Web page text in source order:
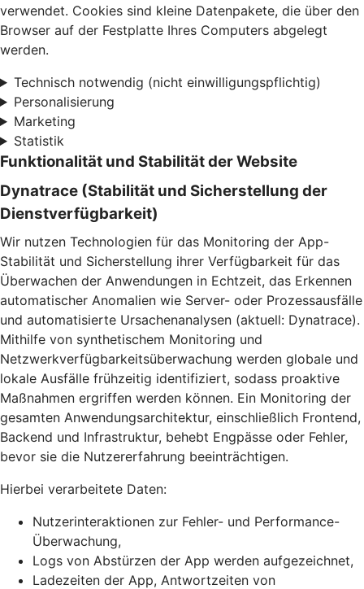
verwendet. Cookies sind kleine Datenpakete, die über den
Browser auf der Festplatte Ihres Computers abgelegt
werden.
Technisch notwendig (nicht einwilligungspflichtig)
Personalisierung
Marketing
Statistik
Funktionalität und Stabilität der Website
Dynatrace (Stabilität und Sicherstellung der
Dienstverfügbarkeit)
Wir nutzen Technologien für das Monitoring der App-
Stabilität und Sicherstellung ihrer Verfügbarkeit für das
Überwachen der Anwendungen in Echtzeit, das Erkennen
automatischer Anomalien wie Server- oder Prozessausfälle
und automatisierte Ursachenanalysen (aktuell: Dynatrace).
Mithilfe von synthetischem Monitoring und
Netzwerkverfügbarkeitsüberwachung werden globale und
lokale Ausfälle frühzeitig identifiziert, sodass proaktive
Maßnahmen ergriffen werden können. Ein Monitoring der
gesamten Anwendungsarchitektur, einschließlich Frontend,
Backend und Infrastruktur, behebt Engpässe oder Fehler,
bevor sie die Nutzererfahrung beeinträchtigen.
Hierbei verarbeitete Daten:
Nutzerinteraktionen zur Fehler- und Performance-
Überwachung,
Logs von Abstürzen der App werden aufgezeichnet,
Ladezeiten der App, Antwortzeiten von